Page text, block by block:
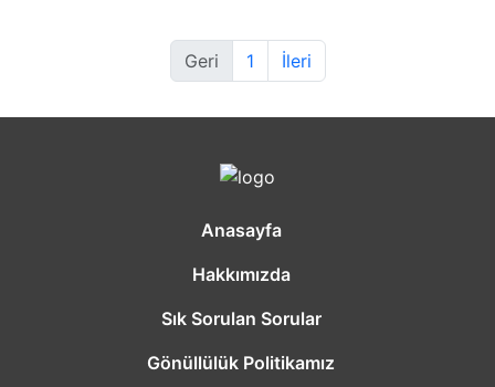
Geri 1 İleri
Anasayfa
Hakkımızda
Sık Sorulan Sorular
Gönüllülük Politikamız